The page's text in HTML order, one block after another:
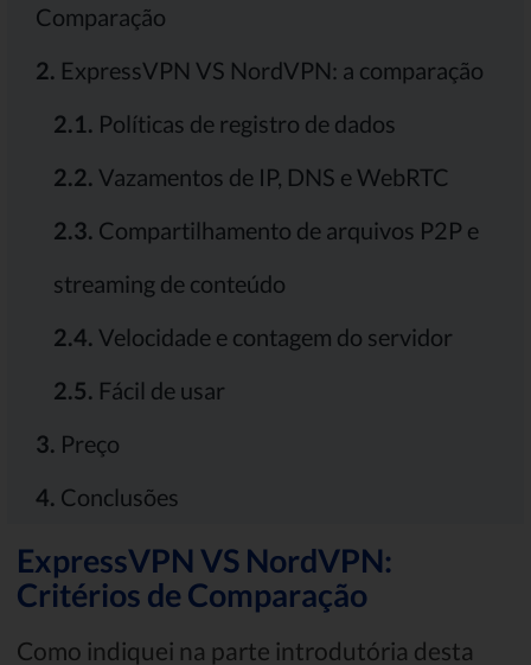
Comparação
2. ExpressVPN VS NordVPN: a comparação
2.1. Políticas de registro de dados
2.2. Vazamentos de IP, DNS e WebRTC
2.3. Compartilhamento de arquivos P2P e
streaming de conteúdo
2.4. Velocidade e contagem do servidor
2.5. Fácil de usar
3. Preço
4. Conclusões
ExpressVPN VS NordVPN:
Critérios de Comparação
Como indiquei na parte introdutória desta